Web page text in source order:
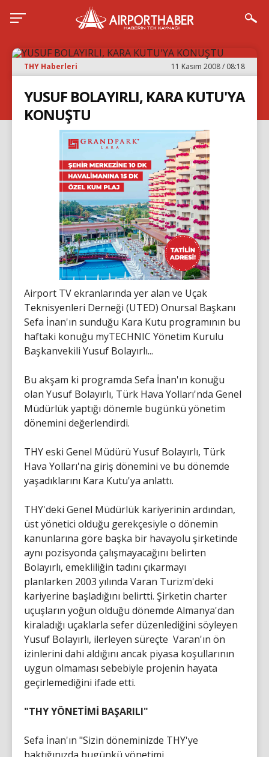
THY Haberleri 11 Kasım 2008 / 08:18
YUSUF BOLAYIRLI, KARA KUTU'YA
KONUŞTU
Airport TV ekranlarında yer alan ve Uçak
Teknisyenleri Derneği (UTED) Onursal Başkanı
Sefa İnan'ın sunduğu Kara Kutu programının bu
haftaki konuğu myTECHNIC Yönetim Kurulu
Başkanvekili Yusuf Bolayırlı...
Bu akşam ki programda Sefa İnan'ın konuğu
olan Yusuf Bolayırlı, Türk Hava Yolları'nda Genel
Müdürlük yaptığı dönemle bugünkü yönetim
dönemini değerlendirdi.
THY eski Genel Müdürü Yusuf Bolayırlı, Türk
Hava Yolları'na giriş dönemini ve bu dönemde
yaşadıklarını Kara Kutu'ya anlattı.
THY'deki Genel Müdürlük kariyerinin ardından,
üst yönetici olduğu gerekçesiyle o dönemin
kanunlarına göre başka bir havayolu şirketinde
aynı pozisyonda çalışmayacağını belirten
Bolayırlı, emekliliğin tadını çıkarmayı
planlarken 2003 yılında Varan Turizm'deki
kariyerine başladığını belirtti. Şirketin charter
uçuşların yoğun olduğu dönemde Almanya'dan
kiraladığı uçaklarla sefer düzenlediğini söyleyen
Yusuf Bolayırlı, ilerleyen süreçte Varan'ın ön
izinlerini dahi aldığını ancak piyasa koşullarının
uygun olmaması sebebiyle projenin hayata
geçirlemediğini ifade etti.
"THY YÖNETİMİ BAŞARILI"
Sefa İnan'ın "Sizin döneminizde THY'ye